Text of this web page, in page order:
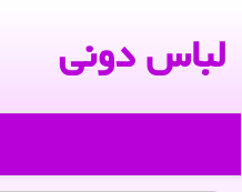
لباس دونی